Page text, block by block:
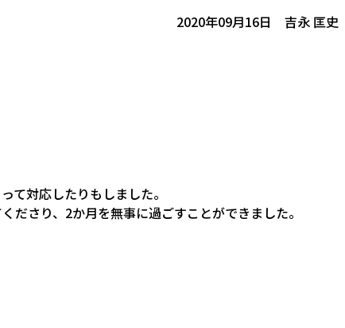
2020年09月16日 吉永 匡史
て対応したりもしました。
さり、2か月を無事に過ごすことができました。